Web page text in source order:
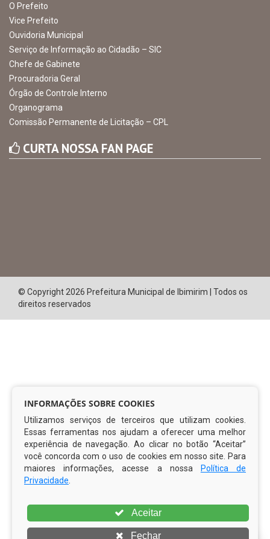
O Prefeito
Vice Prefeito
Ouvidoria Municipal
Serviço de Informação ao Cidadão – SIC
Chefe de Gabinete
Procuradoria Geral
Órgão de Controle Interno
Organograma
Comissão Permanente de Licitação – CPL
CURTA NOSSA FAN PAGE
© Copyright 2026 Prefeitura Municipal de Ibimirim | Todos os
direitos reservados
INFORMAÇÕES SOBRE COOKIES
Utilizamos serviços de terceiros que utilizam cookies.
Essas ferramentas nos ajudam a oferecer uma melhor
experiência de navegação. Ao clicar no botão “Aceitar”
você concorda com o uso de cookies em nosso site. Para
maiores informações, acesse a nossa
Política de
Privacidade
Aceitar
Fechar